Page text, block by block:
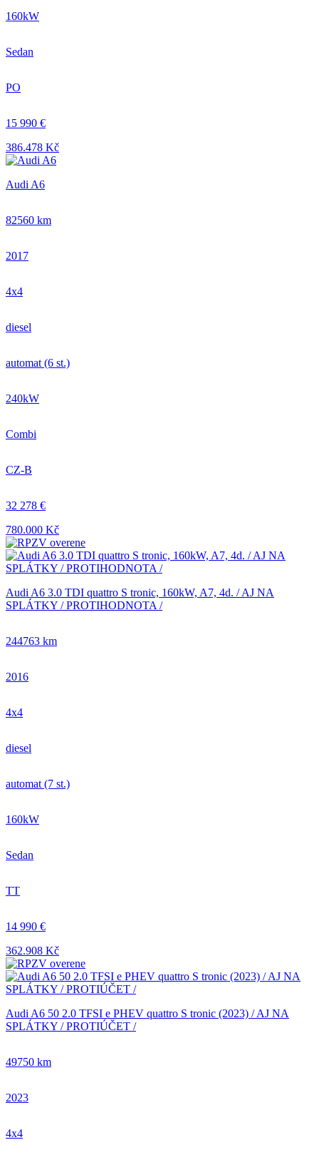
160kW
Sedan
PO
15 990 €
386.478 Kč
Audi A6
82560 km
2017
4x4
diesel
automat (6 st.)
240kW
Combi
CZ-B
32 278 €
780.000 Kč
Audi A6 3.0 TDI quattro S tronic, 160kW, A7, 4d. / AJ NA
SPLÁTKY / PROTIHODNOTA /
244763 km
2016
4x4
diesel
automat (7 st.)
160kW
Sedan
TT
14 990 €
362.908 Kč
Audi A6 50 2.0 TFSI e PHEV quattro S tronic (2023) / AJ NA
SPLÁTKY / PROTIÚČET /
49750 km
2023
4x4